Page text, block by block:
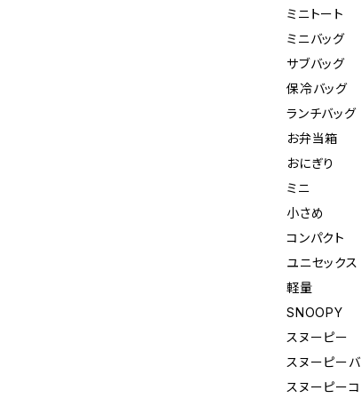
ミニトート
ミニバッグ
サブバッグ
保冷バッグ
ランチバッグ
お弁当箱
おにぎり
ミニ
小さめ
コンパクト
ユニセックス
軽量
SNOOPY
スヌーピー
スヌーピー
スヌーピー